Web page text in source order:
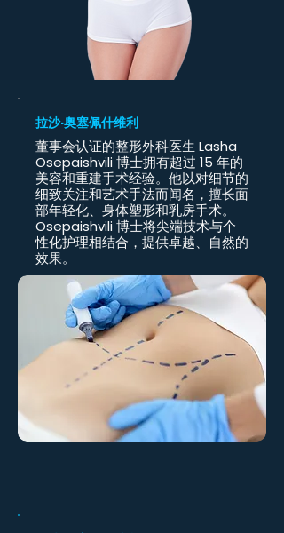
拉沙·奥塞佩什维利
董事会认证的整形外科医生 Lasha
Osepaishvili 博士拥有超过 15 年的
美容和重建手术经验。他以对细节的
细致关注和艺术手法而闻名，擅长面
部年轻化、身体塑形和乳房手术。
Osepaishvili 博士将尖端技术与个
性化护理相结合，提供卓越、自然的
效果。